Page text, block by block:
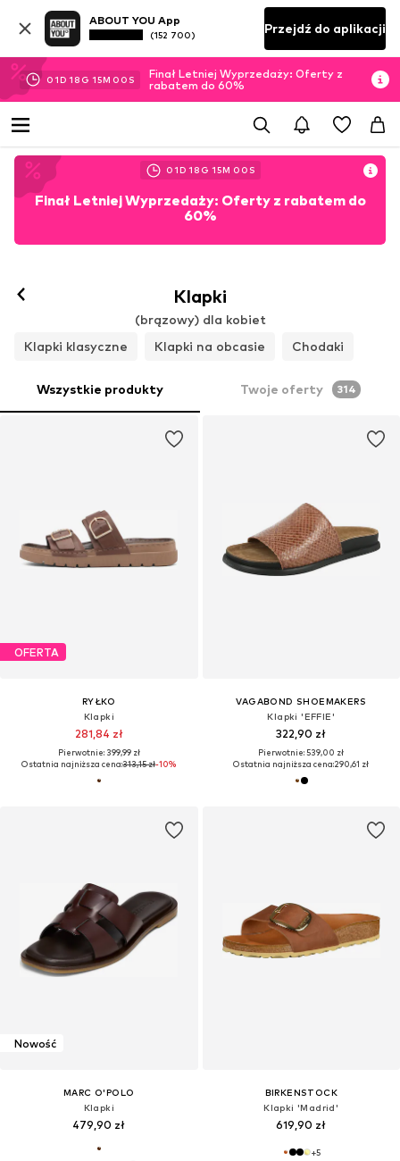
ABOUT YOU App
(152 700) Przejdź do aplikacji
01D 18 G 14M 58S
Finał Letniej Wyprzedaży: Oferty z
rabatem do 60%
01D 18 G 14M 58S
Finał Letniej Wyprzedaży: Oferty z rabatem do
60%
Klapki
(brązowy) dla kobiet
Klapki klasyczne
Klapki na obcasie Chodaki
Wszystkie produkty Twoje oferty 314
OFERTA
RYŁKO
Klapki
281,84 zł
Pierwotnie: 399,99 zł
Ostatnia najniższa cena:313,15 zł-10%
VAGABOND SHOEMAKERS
Klapki 'EFFIE'
322,90 zł
Pierwotnie: 539,00 zł
Ostatnia najniższa cena:290,61 zł
Nowość
MARC O'POLO
Klapki
479,90 zł
BIRKENSTOCK
Klapki 'Madrid'
619,90 zł
+5